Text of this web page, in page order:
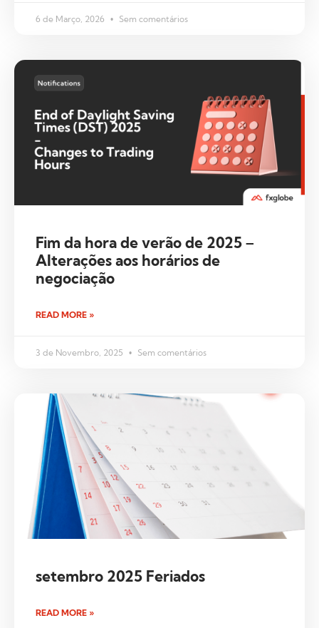
6 de Março, 2026 Sem comentários
Fim da hora de verão de 2025 –
Alterações aos horários de
negociação
READ MORE »
3 de Novembro, 2025 Sem comentários
setembro 2025 Feriados
READ MORE »